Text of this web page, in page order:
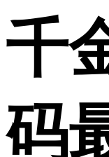
千
码